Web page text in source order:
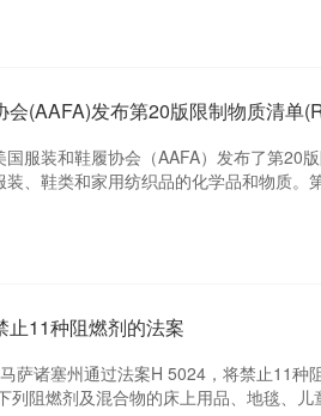
会(AAFA)发布第20版限制物质清单
服装和鞋履协会（AAFA）发布了第20
装、鞋类和家用纺织品的化学品和物质。
止11种阻燃剂的法案
萨诸塞州通过法案H 5024，将禁止11种
列阻燃剂及混合物的床上用品、地毯、